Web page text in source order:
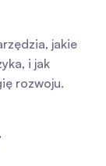
jakie
i jak
rozwoju.